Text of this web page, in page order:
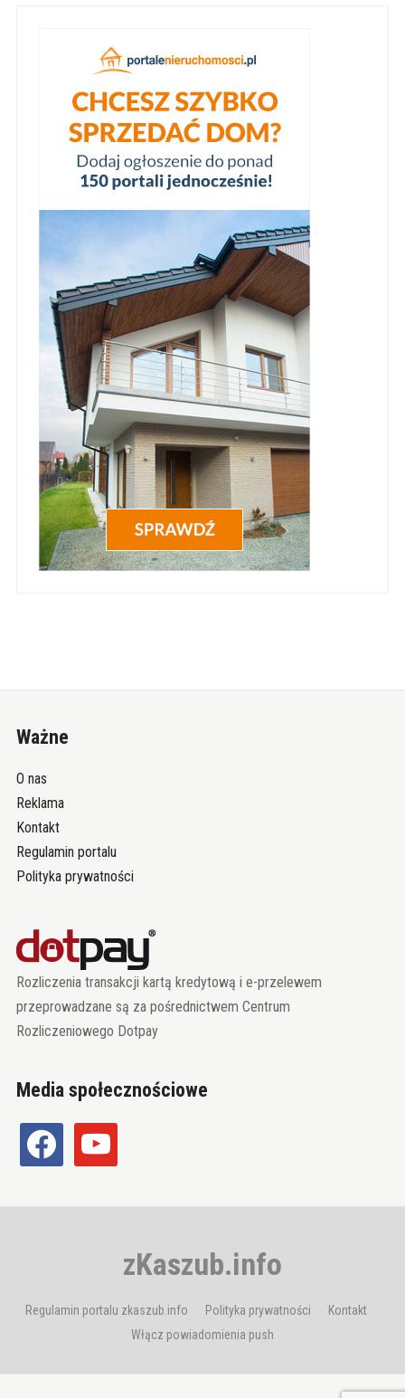
Ważne
O nas
Reklama
Kontakt
Regulamin portalu
Polityka prywatności
Rozliczenia transakcji kartą kredytową i e-przelewem
przeprowadzane są za pośrednictwem Centrum
Rozliczeniowego Dotpay
Media społecznościowe
facebook youtube
zKaszub.info
Regulamin portalu zkaszub.info Polityka prywatności
Kontakt
Włącz powiadomienia push